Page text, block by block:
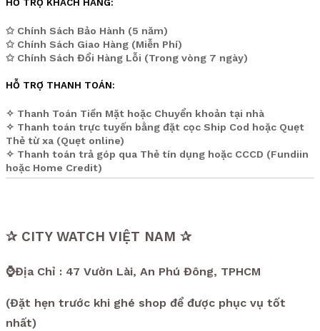
HỖ TRỢ KHÁCH HÀNG:
✩ Chính Sách Bảo Hành (5 năm)
✩ Chính Sách Giao Hàng (Miễn Phí)
✩ Chính Sách Đổi Hàng Lỗi (Trong vòng 7 ngày)
HỖ TRỢ THANH TOÁN:
✧ Thanh Toán Tiền Mặt hoặc Chuyển khoản tại nhà
✧ Thanh toán trực tuyến bằng đặt cọc Ship Cod hoặc Quẹt
Thẻ từ xa (Quẹt online)
✧ Thanh toán trả góp qua Thẻ tín dụng hoặc CCCD (Fundiin
hoặc Home Credit)
✰ CITY WATCH VIỆT NAM ✰
⌚Địa Chỉ : 47 Vườn Lài, An Phú Đông, TPHCM
(Đặt hẹn trước khi ghé shop để được phục vụ tốt
nhất)